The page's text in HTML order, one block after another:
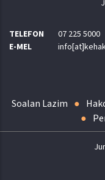
TELEFON
07 225 5000
E-MEL
Soalan Lazim